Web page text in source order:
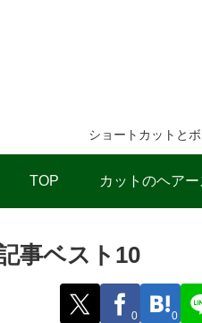
ショートカットと
TOP カットのヘア
事ベスト10
0 0